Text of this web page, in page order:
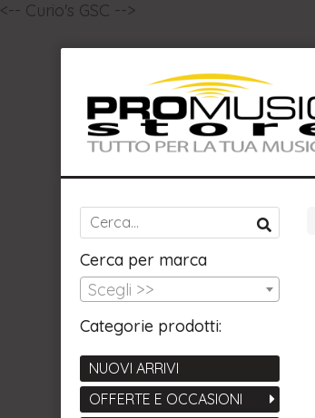
<-- Curio's GSC -->
Cerca per marca
Scegli >>
Categorie prodotti:
NUOVI ARRIVI
OFFERTE E OCCASIONI